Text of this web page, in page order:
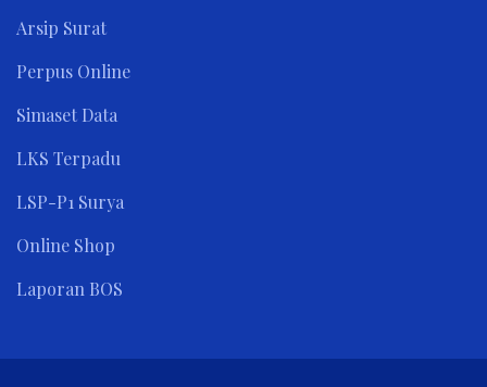
Arsip Surat
Perpus Online
Simaset Data
LKS Terpadu
LSP-P1 Surya
Online Shop
Laporan BOS